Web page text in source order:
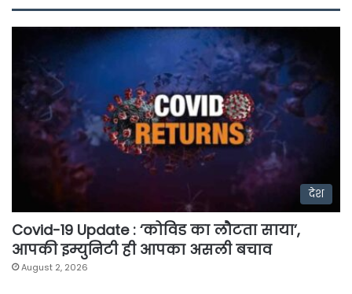
देश
Covid-19 Update : ‘कोविड का लौटता साया’,
आपकी इम्युनिटी ही आपका असली बचाव
August 2, 2026